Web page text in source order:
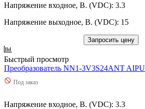
Напряжение входное, В. (VDC): 3.3
Напряжение выходное, В. (VDC): 15
Запросить цену
Быстрый просмотр
Преобразователь NN1-3V3S24ANT
Под заказ
Напряжение входное, В. (VDC): 3.3